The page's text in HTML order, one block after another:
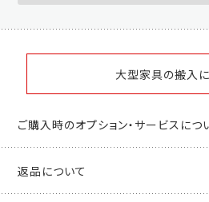
大型家具の搬入
ご購入時のオプション・サービスにつ
返品について